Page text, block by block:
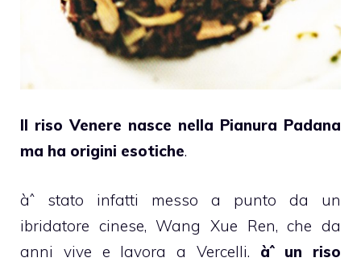
Il riso Venere nasce nella Pianura Padana
ma ha origini esotiche.
àˆ stato infatti messo a punto da un
ibridatore cinese, Wang Xue Ren, che da
anni vive e lavora a Vercelli. àˆ un riso